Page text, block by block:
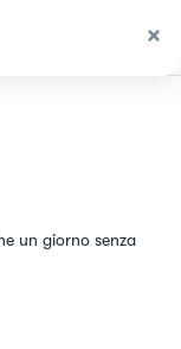
un giorno senza